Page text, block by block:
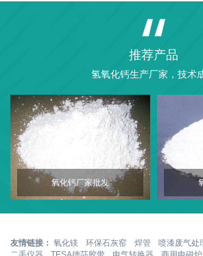
推荐产品
氢氧化钙生产厂家，技术
氧化钙厂家批发
友情链接： 氧化镁 环保石灰窑 焊管 喷漆废气处